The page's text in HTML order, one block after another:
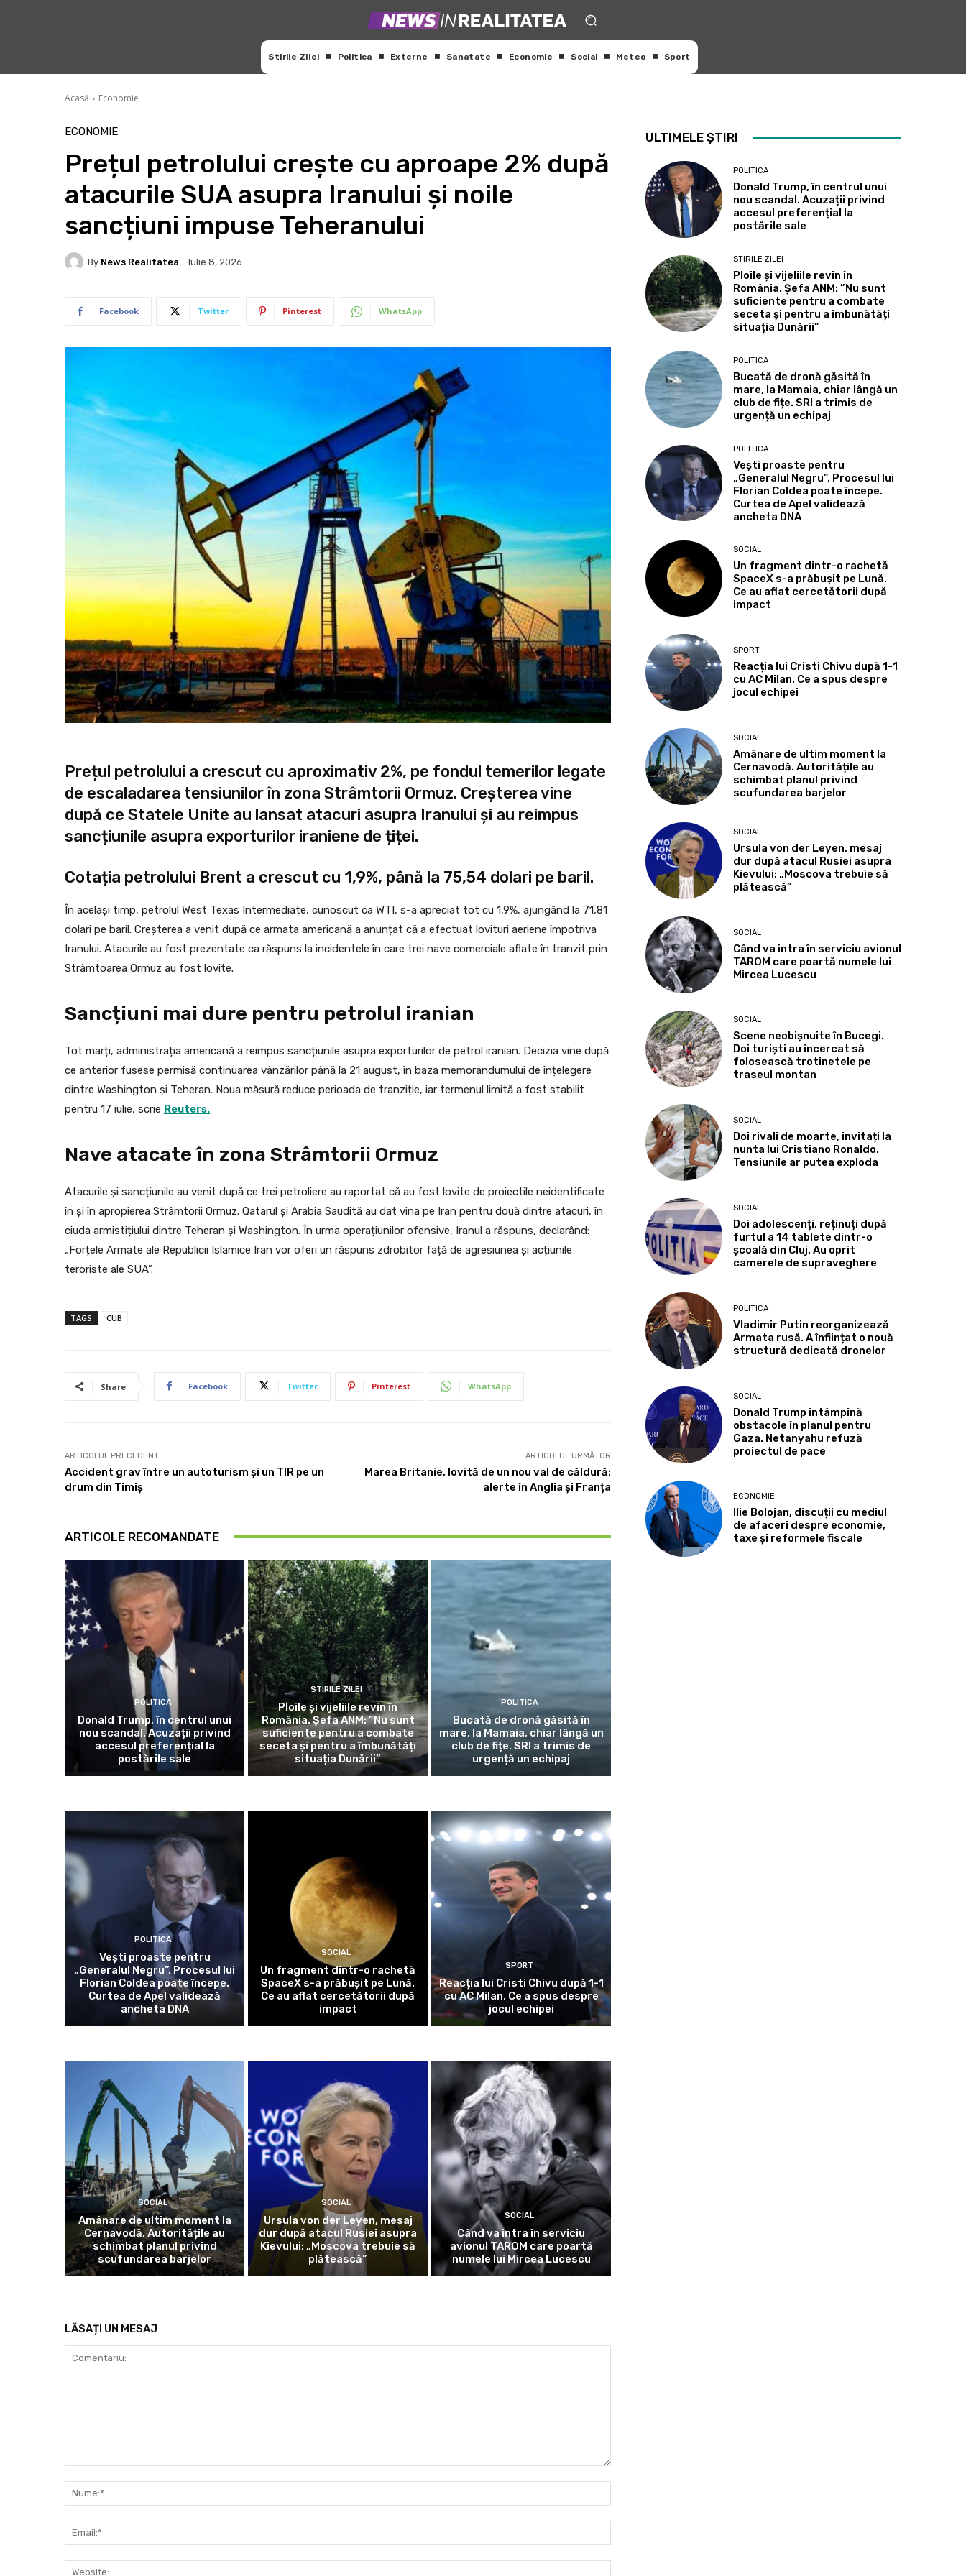
Stirile ZIlei Politica Externe Sanatate Economie Social Meteo Sport
Acasă Economie
ECONOMIE
Prețul petrolului crește cu aproape 2% după
atacurile SUA asupra Iranului și noile
sancțiuni impuse Teheranului
By News Realitatea Iulie 8, 2026
Facebook Twitter Pinterest WhatsApp
Prețul petrolului a crescut cu aproximativ 2%, pe fondul temerilor legate
de escaladarea tensiunilor în zona Strâmtorii Ormuz. Creșterea vine
după ce Statele Unite au lansat atacuri asupra Iranului și au reimpus
sancțiunile asupra exporturilor iraniene de țiței.
Cotația petrolului Brent a crescut cu 1,9%, până la 75,54 dolari pe baril.
În același timp, petrolul West Texas Intermediate, cunoscut ca WTI, s-a apreciat tot cu 1,9%, ajungând la 71,81
dolari pe baril. Creșterea a venit după ce armata americană a anunțat că a efectuat lovituri aeriene împotriva
Iranului. Atacurile au fost prezentate ca răspuns la incidentele în care trei nave comerciale aflate în tranzit prin
Strâmtoarea Ormuz au fost lovite.
Sancțiuni mai dure pentru petrolul iranian
Tot marți, administrația americană a reimpus sancțiunile asupra exporturilor de petrol iranian. Decizia vine după
ce anterior fusese permisă continuarea vânzărilor până la 21 august, în baza memorandumului de înțelegere
dintre Washington și Teheran. Noua măsură reduce perioada de tranziție, iar termenul limită a fost stabilit
pentru 17 iulie, scrie Reuters.
Nave atacate în zona Strâmtorii Ormuz
Atacurile și sancțiunile au venit după ce trei petroliere au raportat că au fost lovite de proiectile neidentificate
în și în apropierea Strâmtorii Ormuz. Qatarul și Arabia Saudită au dat vina pe Iran pentru două dintre atacuri, în
ciuda armistițiului dintre Teheran și Washington. În urma operațiunilor ofensive, Iranul a răspuns, declarând:
„Forțele Armate ale Republicii Islamice Iran vor oferi un răspuns zdrobitor față de agresiunea și acțiunile
teroriste ale SUA”.
TAGS CUB
Share Facebook Twitter Pinterest WhatsApp
ARTICOLUL PRECEDENT
Accident grav între un autoturism și un TIR pe un
drum din Timiș
ARTICOLUL URMĂTOR
Marea Britanie, lovită de un nou val de căldură:
alerte în Anglia și Franța
ARTICOLE RECOMANDATE
POLITICA
Donald Trump, în centrul unui
nou scandal. Acuzații privind
accesul preferențial la
postările sale
STIRILE ZILEI
Ploile și vijeliile revin în
România. Șefa ANM: ”Nu sunt
suficiente pentru a combate
seceta și pentru a îmbunătăți
situația Dunării”
POLITICA
Bucată de dronă găsită în
mare, la Mamaia, chiar lângă un
club de fițe. SRI a trimis de
urgență un echipaj
POLITICA
Vești proaste pentru
„Generalul Negru”. Procesul lui
Florian Coldea poate începe.
Curtea de Apel validează
ancheta DNA
SOCIAL
Un fragment dintr-o rachetă
SpaceX s-a prăbușit pe Lună.
Ce au aflat cercetătorii după
impact
SPORT
Reacția lui Cristi Chivu după 1-1
cu AC Milan. Ce a spus despre
jocul echipei
SOCIAL
Amânare de ultim moment la
Cernavodă. Autoritățile au
schimbat planul privind
scufundarea barjelor
SOCIAL
Ursula von der Leyen, mesaj
dur după atacul Rusiei asupra
Kievului: „Moscova trebuie să
plătească”
SOCIAL
Când va intra în serviciu
avionul TAROM care poartă
numele lui Mircea Lucescu
LĂSAȚI UN MESAJ
ULTIMELE ȘTIRI
POLITICA
Donald Trump, în centrul unui
nou scandal. Acuzații privind
accesul preferențial la
postările sale
STIRILE ZILEI
Ploile și vijeliile revin în
România. Șefa ANM: ”Nu sunt
suficiente pentru a combate
seceta și pentru a îmbunătăți
situația Dunării”
POLITICA
Bucată de dronă găsită în
mare, la Mamaia, chiar lângă un
club de fițe. SRI a trimis de
urgență un echipaj
POLITICA
Vești proaste pentru
„Generalul Negru”. Procesul lui
Florian Coldea poate începe.
Curtea de Apel validează
ancheta DNA
SOCIAL
Un fragment dintr-o rachetă
SpaceX s-a prăbușit pe Lună.
Ce au aflat cercetătorii după
impact
SPORT
Reacția lui Cristi Chivu după 1-1
cu AC Milan. Ce a spus despre
jocul echipei
SOCIAL
Amânare de ultim moment la
Cernavodă. Autoritățile au
schimbat planul privind
scufundarea barjelor
SOCIAL
Ursula von der Leyen, mesaj
dur după atacul Rusiei asupra
Kievului: „Moscova trebuie să
plătească”
SOCIAL
Când va intra în serviciu avionul
TAROM care poartă numele lui
Mircea Lucescu
SOCIAL
Scene neobișnuite în Bucegi.
Doi turiști au încercat să
folosească trotinetele pe
traseul montan
SOCIAL
Doi rivali de moarte, invitați la
nunta lui Cristiano Ronaldo.
Tensiunile ar putea exploda
SOCIAL
Doi adolescenți, reținuți după
furtul a 14 tablete dintr-o
școală din Cluj. Au oprit
camerele de supraveghere
POLITICA
Vladimir Putin reorganizează
Armata rusă. A înființat o nouă
structură dedicată dronelor
SOCIAL
Donald Trump întâmpină
obstacole în planul pentru
Gaza. Netanyahu refuză
proiectul de pace
ECONOMIE
Ilie Bolojan, discuții cu mediul
de afaceri despre economie,
taxe și reformele fiscale